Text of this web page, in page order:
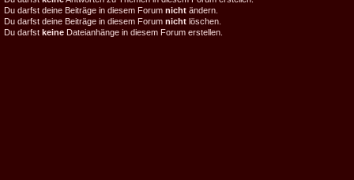
Du darfst deine Beiträge in diesem Forum nicht ändern.
Du darfst deine Beiträge in diesem Forum nicht löschen.
Du darfst keine Dateianhänge in diesem Forum erstellen.